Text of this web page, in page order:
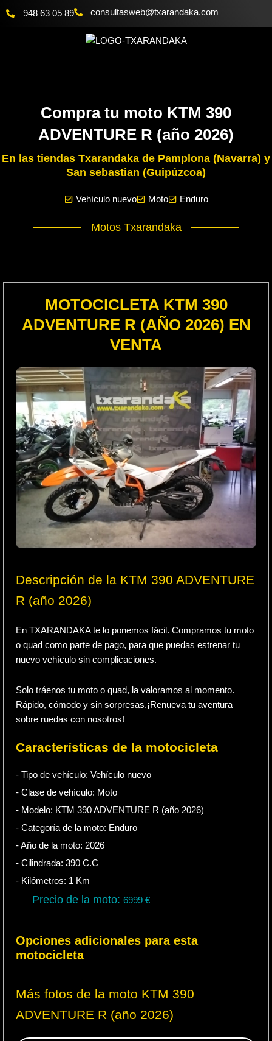
948 63 05 89 moc.akadnaraxt
@bewsatlusnoc
Compra tu moto KTM 390
ADVENTURE R (año 2026)
En las tiendas Txarandaka de Pamplona (Navarra) y
San sebastian (Guipúzcoa)
Vehículo nuevo Moto Enduro
Motos Txarandaka
MOTOCICLETA KTM 390
ADVENTURE R (AÑO 2026) EN
VENTA
Descripción de la KTM 390 ADVENTURE
R (año 2026)
En TXARANDAKA te lo ponemos fácil. Compramos tu moto
o quad como parte de pago, para que puedas estrenar tu
nuevo vehículo sin complicaciones.
Solo tráenos tu moto o quad, la valoramos al momento.
Rápido, cómodo y sin sorpresas.¡Renueva tu aventura
sobre ruedas con nosotros!
Características de la motocicleta
- Tipo de vehículo: Vehículo nuevo
- Clase de vehículo: Moto
- Modelo: KTM 390 ADVENTURE R (año 2026)
- Categoría de la moto: Enduro
- Año de la moto: 2026
- Cilindrada: 390 C.C
- Kilómetros: 1 Km
Precio de la moto: 6999€
Opciones adicionales para esta
motocicleta
Más fotos de la moto KTM 390
ADVENTURE R (año 2026)